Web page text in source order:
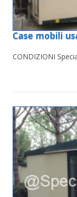
Case mobili
CASA
CONDIZIONI